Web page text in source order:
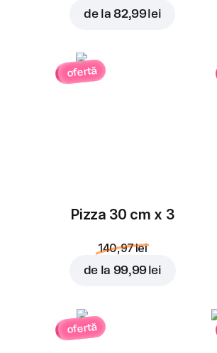
de la 82,99 lei
ofertă
Pizza 30 cm x 3
140,97 lei
de la 99,99 lei
ofertă